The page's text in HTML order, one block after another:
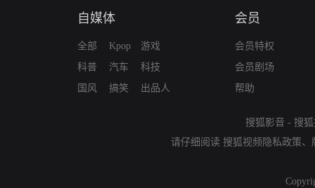
自媒体
全部
科普
国风
Kpop
汽车
搞笑
游戏
科技
出品人
会员
会员特权
会员剧场
帮助
搜狐影音 - 搜
请仔细阅读 搜狐视频隐私政策、